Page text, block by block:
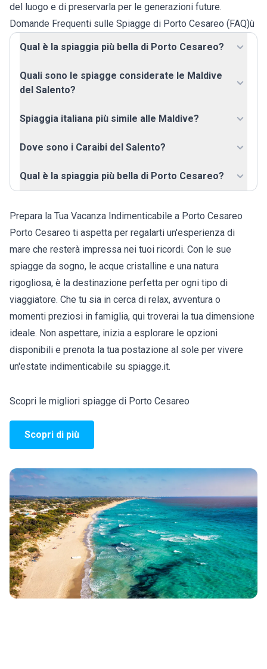
del luogo e di preservarla per le generazioni future.
Domande Frequenti sulle Spiagge di Porto Cesareo (FAQ)ù
Qual è la spiaggia più bella di Porto Cesareo?
Quali sono le spiagge considerate le Maldive
del Salento?
Spiaggia italiana più simile alle Maldive?
Dove sono i Caraibi del Salento?
Qual è la spiaggia più bella di Porto Cesareo?
Prepara la Tua Vacanza Indimenticabile a Porto Cesareo
Porto Cesareo ti aspetta per regalarti un'esperienza di
mare che resterà impressa nei tuoi ricordi. Con le sue
spiagge da sogno, le acque cristalline e una natura
rigogliosa, è la destinazione perfetta per ogni tipo di
viaggiatore. Che tu sia in cerca di relax, avventura o
momenti preziosi in famiglia, qui troverai la tua dimensione
ideale. Non aspettare, inizia a esplorare le opzioni
disponibili e prenota la tua postazione al sole per vivere
un'estate indimenticabile su spiagge.it.
Scopri le migliori spiagge di Porto Cesareo
Scopri di più